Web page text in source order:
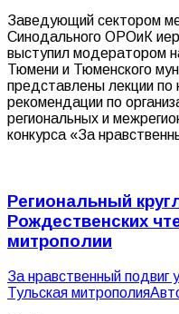
Заведующий сектором
Синодального ОРОиК
выступил модератором
Тюмени и Тюменского
представлены лекции по
рекомендации по
региональных и
конкурса «За
Региональный
Рождественских
митрополии
За нравственный подвиг
Тульская митрополия